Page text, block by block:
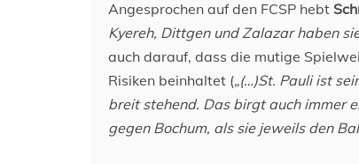
Angesprochen auf den FCSP hebt
Kyereh, Dittgen und Zalazar haben
auch darauf, dass die mutige
Risiken beinhaltet („(…)St. Pauli ist
breit stehend. Das birgt auch immer
gegen Bochum, als sie jeweils den